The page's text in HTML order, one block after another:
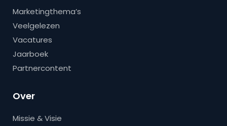
Marketingthema’s
Veelgelezen
Vacatures
Jaarboek
Partnercontent
Over
Missie & Visie